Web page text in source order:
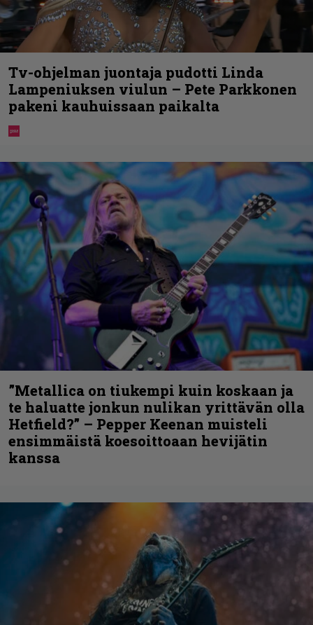
Tv-ohjelman juontaja pudotti Linda
Lampeniuksen viulun – Pete Parkkonen
pakeni kauhuissaan paikalta
”Metallica on tiukempi kuin koskaan ja
te haluatte jonkun nulikan yrittävän olla
Hetfield?” – Pepper Keenan muisteli
ensimmäistä koesoittoaan hevijätin
kanssa